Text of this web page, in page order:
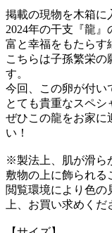
掲載の現物を木箱に
2024年の干支『龍』
富と幸福をもたらす
こちらは子孫繁栄の
す。
今回、この卵が付い
とても貴重なスペシ
ぜひこの龍をお家に
い！
※製法上、肌が滑ら
敷物の上に飾られる
閲覧環境により色の
上、お買い求めくだ